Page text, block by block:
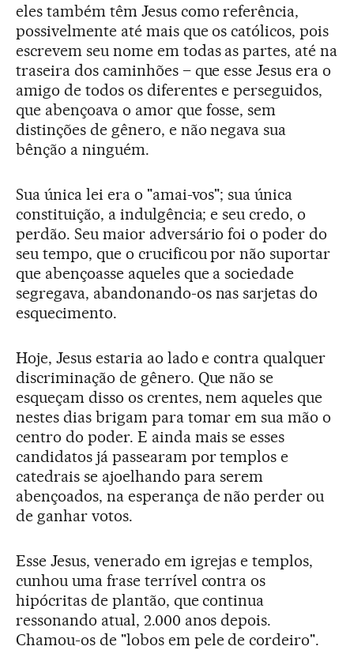
eles também têm Jesus como referência,
possivelmente até mais que os católicos, pois
escrevem seu nome em todas as partes, até na
traseira dos caminhões – que esse Jesus era o
amigo de todos os diferentes e perseguidos,
que abençoava o amor que fosse, sem
distinções de gênero, e não negava sua
bênção a ninguém.
Sua única lei era o "amai-vos"; sua única
constituição, a indulgência; e seu credo, o
perdão. Seu maior adversário foi o poder do
seu tempo, que o crucificou por não suportar
que abençoasse aqueles que a sociedade
segregava, abandonando-os nas sarjetas do
esquecimento.
Hoje, Jesus estaria ao lado e contra qualquer
discriminação de gênero. Que não se
esqueçam disso os crentes, nem aqueles que
nestes dias brigam para tomar em sua mão o
centro do poder. E ainda mais se esses
candidatos já passearam por templos e
catedrais se ajoelhando para serem
abençoados, na esperança de não perder ou
de ganhar votos.
Esse Jesus, venerado em igrejas e templos,
cunhou uma frase terrível contra os
hipócritas de plantão, que continua
ressonando atual, 2.000 anos depois.
Chamou-os de "lobos em pele de cordeiro".